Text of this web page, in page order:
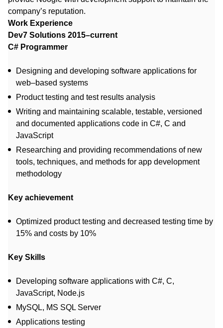
company’s reputation.
Work Experience
Dev7 Solutions 2015–current
C# Programmer
Designing and developing software applications for
web–based systems
Product testing and test results analysis
Writing and maintaining scalable, testable, versioned
and documented applications code in C#, C and
JavaScript
Researching and providing recommendations of new
tools, techniques, and methods for app development
methodology
Key achievement
Optimized product testing and decreased testing time by
15% and costs by 10%
Key Skills
Developing software applications with C#, C,
JavaScript, Node.js
MySQL, MS SQL Server
Applications testing